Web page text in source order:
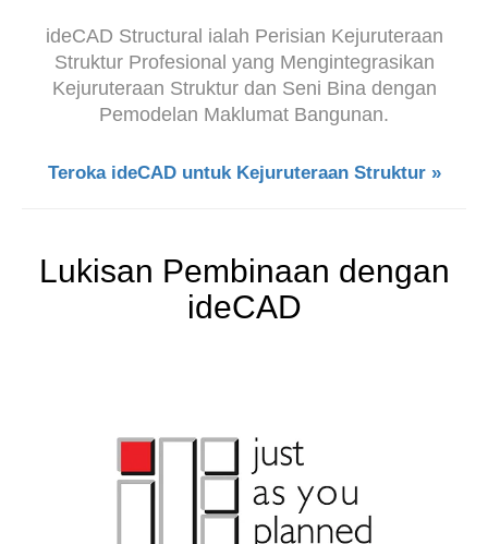
ideCAD Structural ialah Perisian Kejuruteraan
Struktur Profesional yang Mengintegrasikan
Kejuruteraan Struktur dan Seni Bina dengan
Pemodelan Maklumat Bangunan.
Teroka ideCAD untuk Kejuruteraan Struktur »
Lukisan Pembinaan dengan
ideCAD